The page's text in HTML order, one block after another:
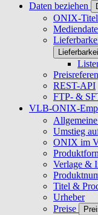
Daten beziehen
ONIX-
REST-API
FTP- &
VLB-ONIX-
Umstieg
ONIX im
Verlage &
Titel &
Urheber
Preise